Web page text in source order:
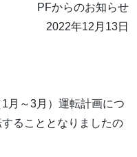
PFからのお知らせ
2022年12月13日
月～3月）運転計画につ
ることとなりましたの